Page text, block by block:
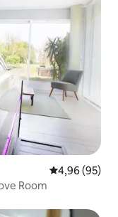
Évaluation
4,96 (95)
Room